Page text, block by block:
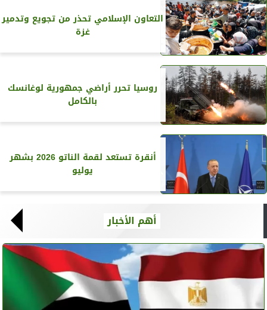
التعاون الإسلامي تحذر من تجويع وتدمير
غزة
روسيا تحرر أراضي جمهورية لوغانسك
بالكامل
أنقرة تستعد لقمة الناتو 2026 بشهر
يوليو
أهم الأخبار